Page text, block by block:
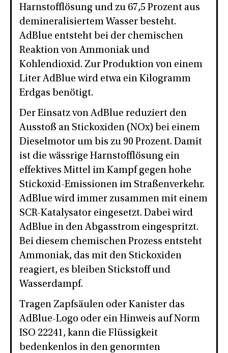
Harnstofflösung und zu 67,5 Prozent aus
demineralisiertem Wasser besteht.
AdBlue entsteht bei der chemischen
Reaktion von Ammoniak und
Kohlendioxid. Zur Produktion von einem
Liter AdBlue wird etwa ein Kilogramm
Erdgas benötigt.
Der Einsatz von AdBlue reduziert den
Ausstoß an Stickoxiden (NOx) bei einem
Dieselmotor um bis zu 90 Prozent. Damit
ist die wässrige Harnstofflösung ein
effektives Mittel im Kampf gegen hohe
Stickoxid-Emissionen im Straßenverkehr.
AdBlue wird immer zusammen mit einem
SCR-Katalysator eingesetzt. Dabei wird
AdBlue in den Abgasstrom eingespritzt.
Bei diesem chemischen Prozess entsteht
Ammoniak, das mit den Stickoxiden
reagiert, es bleiben Stickstoff und
Wasserdampf.
Tragen Zapfsäulen oder Kanister das
AdBlue-Logo oder ein Hinweis auf Norm
ISO 22241, kann die Flüssigkeit
bedenkenlos in den genormten